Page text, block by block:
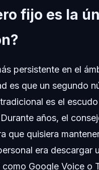
fijo es la
persistente en el
es que un segundo
es el
años, el
que quisiera
era descargar
como Google Voice o